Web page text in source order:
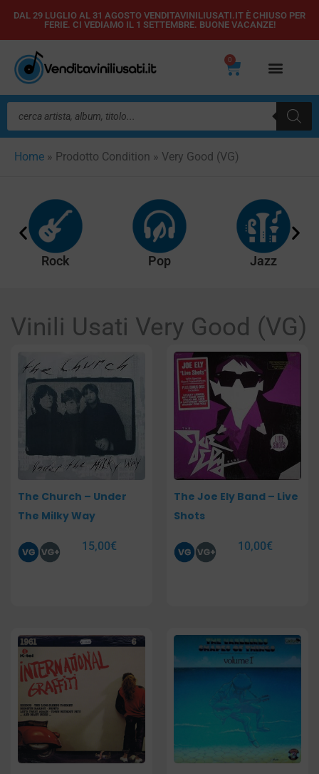
Vai
contenuto
DAL 29 LUGLIO AL 31 AGOSTO VENDITAVINILIUSATI.IT È CHIUSO PER
FERIE. CI VEDIAMO IL 1 SETTEMBRE. BUONE VACANZE!
0
Carrello
Ricerca
prodotti
Home » Prodotto Condition » Very Good (VG)
Rock Pop Jazz
Vinili Usati Very Good (VG)
The Church – Under
The Milky Way
15,00€
The Joe Ely Band – Live
Shots
10,00€
PaginaPaginaPagina Pagina